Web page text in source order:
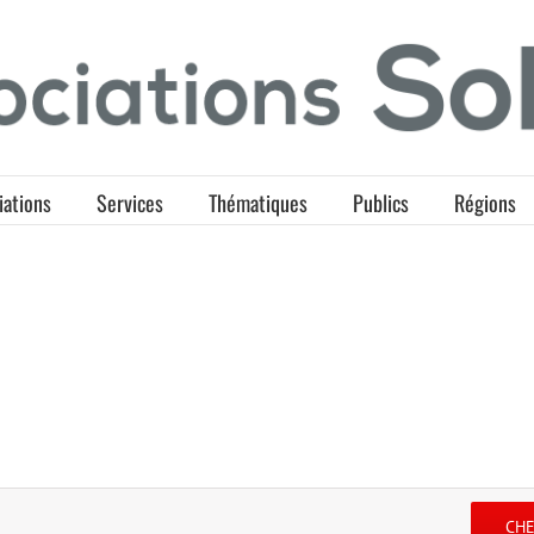
Services Thématiques Publics Régions